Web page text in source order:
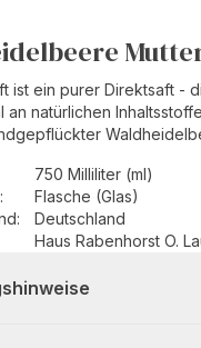
ist ein purer Direktsaft -
an natürlichen
750 Milliliter (ml)
:
Flasche (Glas)
:
Deutschland
Haus Rabenhorst O.